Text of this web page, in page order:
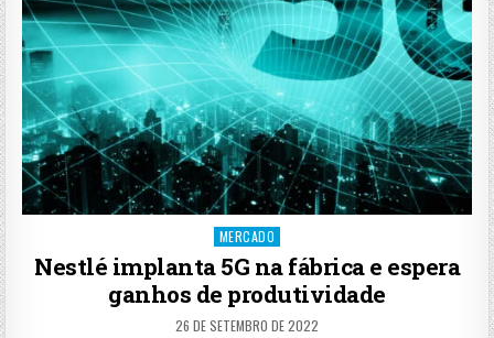
Posted
in
MERCADO
Nestlé implanta 5G na fábrica e espera
ganhos de produtividade
26 DE SETEMBRO DE 2022